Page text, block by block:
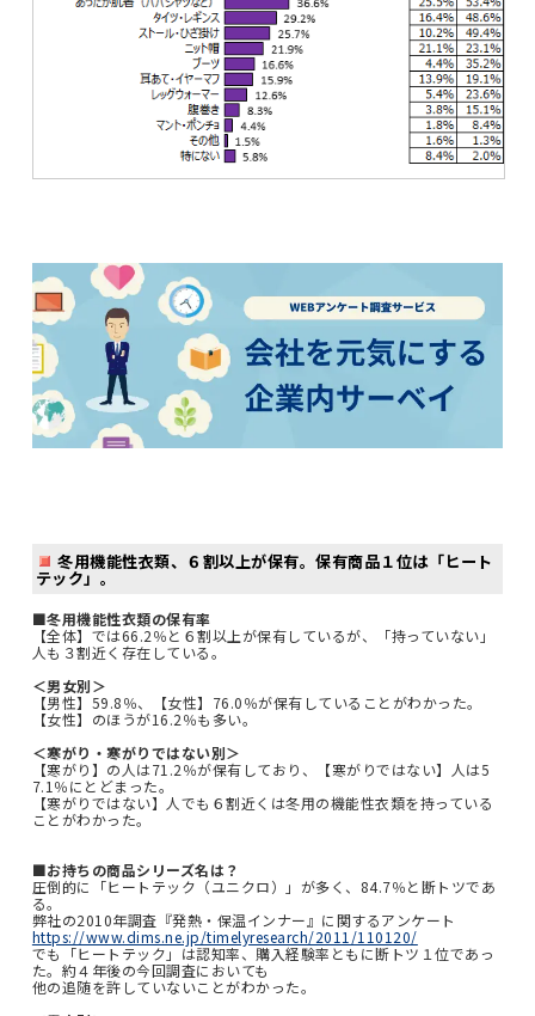
冬用機能性衣類、６割以上が保有。保有商品１位は「ヒート
テック」。
■冬用機能性衣類の保有率
【全体】では66.2％と６割以上が保有しているが、「持っていない」
人も３割近く存在している。
＜男女別＞
【男性】59.8％、【女性】76.0％が保有していることがわかった。
【女性】のほうが16.2％も多い。
＜寒がり・寒がりではない別＞
【寒がり】の人は71.2％が保有しており、【寒がりではない】人は5
7.1％にとどまった。
【寒がりではない】人でも６割近くは冬用の機能性衣類を持っている
ことがわかった。
■お持ちの商品シリーズ名は？
圧倒的に「ヒートテック（ユニクロ）」が多く、84.7％と断トツであ
る。
弊社の2010年調査『発熱・保温インナー』に関するアンケート
https://www.dims.ne.jp/timelyresearch/2011/110120/
でも「ヒートテック」は認知率、購入経験率ともに断トツ１位であっ
た。約４年後の今回調査においても
他の追随を許していないことがわかった。